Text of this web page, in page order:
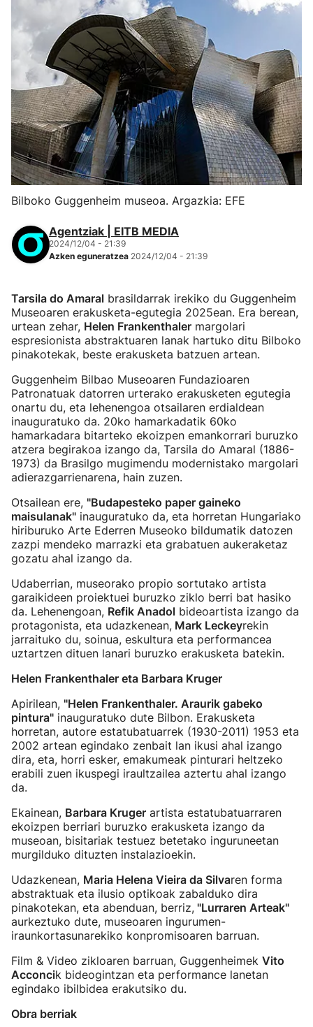
Bilboko Guggenheim museoa. Argazkia: EFE
Agentziak | EITB MEDIA
2024/12/04 - 21:39
Azken eguneratzea 2024/12/04 - 21:39
Tarsila do Amaral brasildarrak irekiko du Guggenheim
Museoaren erakusketa-egutegia 2025ean. Era berean,
urtean zehar, Helen Frankenthaler margolari
espresionista abstraktuaren lanak hartuko ditu Bilboko
pinakotekak, beste erakusketa batzuen artean.
Guggenheim Bilbao Museoaren Fundazioaren
Patronatuak datorren urterako erakusketen egutegia
onartu du, eta lehenengoa otsailaren erdialdean
inauguratuko da. 20ko hamarkadatik 60ko
hamarkadara bitarteko ekoizpen emankorrari buruzko
atzera begirakoa izango da, Tarsila do Amaral (1886-
1973) da Brasilgo mugimendu modernistako margolari
adierazgarrienarena, hain zuzen.
Otsailean ere, "Budapesteko paper gaineko
maisulanak" inauguratuko da, eta horretan Hungariako
hiriburuko Arte Ederren Museoko bildumatik datozen
zazpi mendeko marrazki eta grabatuen aukeraketaz
gozatu ahal izango da.
Udaberrian, museorako propio sortutako artista
garaikideen proiektuei buruzko ziklo berri bat hasiko
da. Lehenengoan, Refik Anadol bideoartista izango da
protagonista, eta udazkenean, Mark Leckeyrekin
jarraituko du, soinua, eskultura eta performancea
uztartzen dituen lanari buruzko erakusketa batekin.
Helen Frankenthaler eta Barbara Kruger
Apirilean, "Helen Frankenthaler. Araurik gabeko
pintura" inauguratuko dute Bilbon. Erakusketa
horretan, autore estatubatuarrek (1930-2011) 1953 eta
2002 artean egindako zenbait lan ikusi ahal izango
dira, eta, horri esker, emakumeak pinturari heltzeko
erabili zuen ikuspegi iraultzailea aztertu ahal izango
da.
Ekainean, Barbara Kruger artista estatubatuarraren
ekoizpen berriari buruzko erakusketa izango da
museoan, bisitariak testuez betetako inguruneetan
murgilduko dituzten instalazioekin.
Udazkenean, Maria Helena Vieira da Silvaren forma
abstraktuak eta ilusio optikoak zabalduko dira
pinakotekan, eta abenduan, berriz, "Lurraren Arteak"
aurkeztuko dute, museoaren ingurumen-
iraunkortasunarekiko konpromisoaren barruan.
Film & Video zikloaren barruan, Guggenheimek Vito
Acconcik bideogintzan eta performance lanetan
egindako ibilbidea erakutsiko du.
Obra berriak